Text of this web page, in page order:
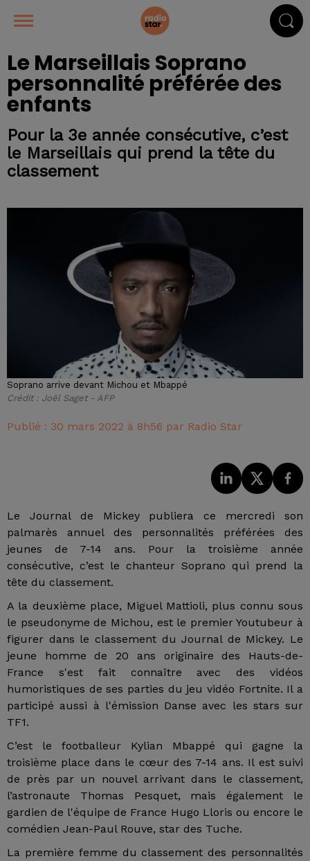
Le Marseillais Soprano
personnalité préférée des
enfants
Pour la 3e année consécutive, c’est
le Marseillais qui prend la tête du
classement
Soprano arrive devant Michou et Mbappé
Crédit : Joël Saget - AFP
Publié : 30 mars 2022 à 8h56 par Radio Star
Le Journal de Mickey publiera ce mercredi son
palmarès annuel des personnalités préférées des
jeunes de 7-14 ans. Pour la troisième année
consécutive, c’est le chanteur Soprano qui prend la
tête du classement.
A la deuxième place, Miguel Mattioli, plus connu sous
le pseudonyme de Michou, est le premier Youtubeur à
figurer dans le classement du Journal de Mickey. Le
jeune homme de 20 ans originaire des Hauts-de-
France s'est fait connaître avec des vidéos
humoristiques de ses parties du jeu vidéo Fortnite. Il a
participé aussi à l'émission Danse avec les stars sur
TF1.
C’est le footballeur Kylian Mbappé qui gagne la
troisième place dans le cœur des 7-14 ans. Il est suivi
de près par un nouvel arrivant dans le classement,
l’astronaute Thomas Pesquet, mais également le
gardien de l'équipe de France Hugo Lloris ou encore le
comédien Jean-Paul Rouve, star des Tuche.
La première femme du classement des personnalités